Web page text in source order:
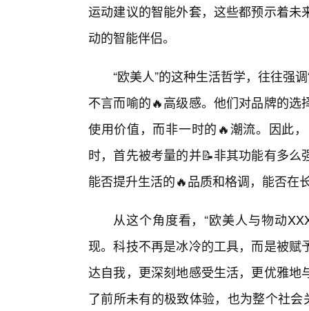
运动建议的智能外套，这些都预示着
动的智能伴侣。
“欧美人”的这种生活哲学，往往强
不言而喻的🔥高级感。他们对品牌的
使用价值，而非一时的🔥潮流。因此
时，首先被考量的并📝非其功能有多
能否提升生活的🔥品质和格调，能否在
从这个角度看，“欧美人与物动
现。科技不再是冰冷的工具，而是被
达自我，更深刻地感受生活，更优雅
了前所未有的极致体验，也为整个社